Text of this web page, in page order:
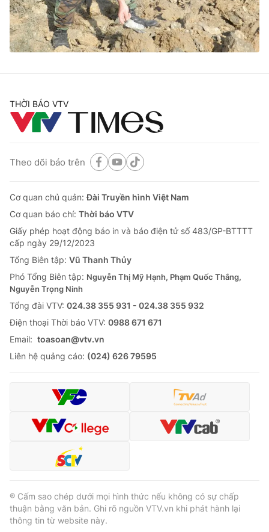
Sản phẩm
Thị trường
Tư vấn
Lịch phát sóng
Chuyên mục khác
Photo Infographic
Video Shorts video
VTV Money VTV Thể thao
VTV Sức khoẻ Bất động sản
Thị trường 24h
VTV4 Vươn mình bằng AI
VTV9
Theo dõi báo trên
THỜI BÁO VTV
Theo dõi báo trên
Cơ quan chủ quản:Đài Truyền hình Việt Nam
Cơ quan báo chí: Thời báo VTV
Giấy phép hoạt động báo in và báo điện tử số 483/GP-BTTTT
cấp ngày 29/12/2023
Tổng Biên tập: Vũ Thanh Thủy
Phó Tổng Biên tập: Nguyễn Thị Mỹ Hạnh, Phạm Quốc Thắng,
Nguyễn Trọng Ninh
Tổng đài VTV: 024.38 355 931 - 024.38 355 932
Ðiện thoại Thời báo VTV: 0988 671 671
Email: toasoan@vtv.vn
Liên hệ quảng cáo: (024) 626 79595
® Cấm sao chép dưới mọi hình thức nếu không có sự chấp
thuận bằng văn bản. Ghi rõ nguồn VTV.vn khi phát hành lại
thông tin từ website này.